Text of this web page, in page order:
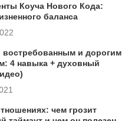
Коуча Нового Кода:
баланса
востребованным и дорогим
4 навыка + духовный
чем грозит